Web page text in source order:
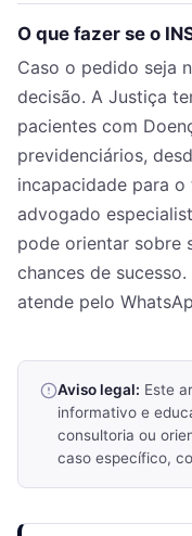
O que fazer se o
Caso o pedido seja
decisão. A Justiça
pacientes com
previdenciários,
incapacidade para
advogado
pode orientar sobre
chances de
atende pelo
Aviso legal: Este
informativo e
consultoria ou
caso específico,